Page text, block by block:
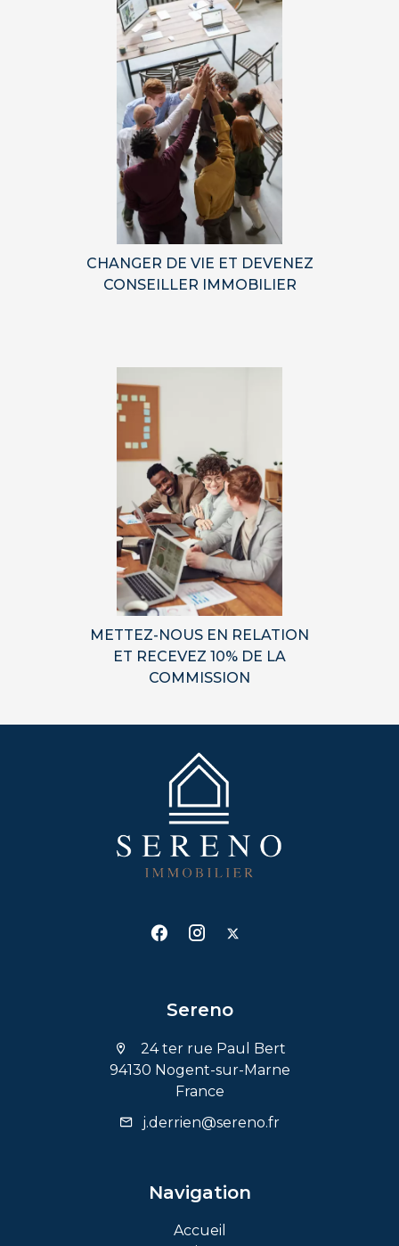
CHANGER DE VIE ET DEVENEZ
CONSEILLER IMMOBILIER
METTEZ-NOUS EN RELATION
ET RECEVEZ 10% DE LA
COMMISSION
Sereno
24 ter rue Paul Bert
94130 Nogent-sur-Marne
France
j.derrien@sereno.fr
Navigation
Accueil